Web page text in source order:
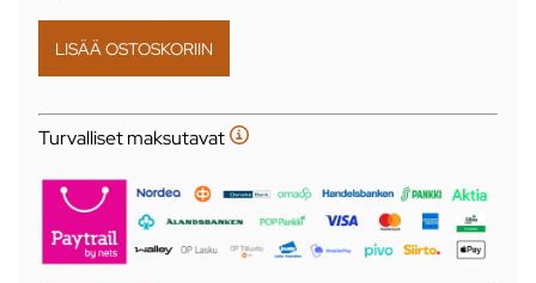
Turvalliset maksutavat